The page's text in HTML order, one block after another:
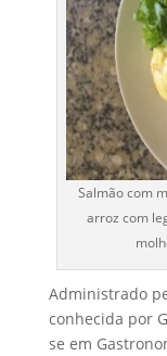
Salmão com
arroz com
Administrado
conhecida por
se em